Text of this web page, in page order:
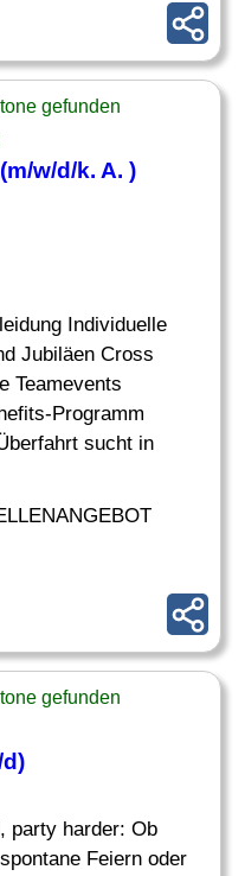
gefunden
w/d/k. A. )
Individuelle
Jubiläen Cross
Teamevents
Programm
sucht in
gefunden
party harder: Ob
Feiern oder